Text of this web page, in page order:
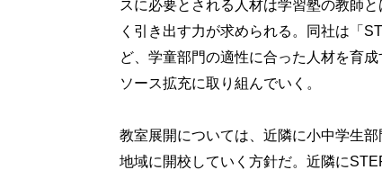
スに必要とされる人材は学習塾の教師
く引き出す力が求められる。同社は「
ど、学童部門の適性に合った人材を育
ソース拡充に取り組んでいく。
教室展開については、近隣に小中学生
地域に開校していく方針だ。近隣に